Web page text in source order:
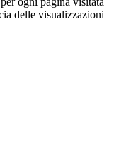
delle visualizzazioni